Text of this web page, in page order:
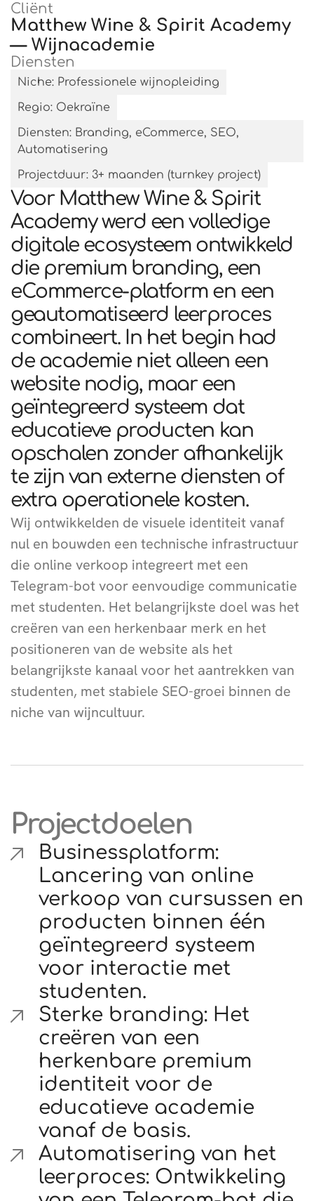
Cliënt
Matthew Wine & Spirit Academy
— Wijnacademie
Diensten
Niche: Professionele wijnopleiding
Regio: Oekraïne
Diensten: Branding, eCommerce, SEO,
Automatisering
Projectduur: 3+ maanden (turnkey project)
Voor Matthew Wine & Spirit
Academy werd een volledige
digitale ecosysteem ontwikkeld
die premium branding, een
eCommerce-platform en een
geautomatiseerd leerproces
combineert. In het begin had
de academie niet alleen een
website nodig, maar een
geïntegreerd systeem dat
educatieve producten kan
opschalen zonder afhankelijk
te zijn van externe diensten of
extra operationele kosten.
Wij ontwikkelden de visuele identiteit vanaf
nul en bouwden een technische infrastructuur
die online verkoop integreert met een
Telegram-bot voor eenvoudige communicatie
met studenten. Het belangrijkste doel was het
creëren van een herkenbaar merk en het
positioneren van de website als het
belangrijkste kanaal voor het aantrekken van
studenten, met stabiele SEO-groei binnen de
niche van wijncultuur.
Projectdoelen
Businessplatform:
Lancering van online
verkoop van cursussen en
producten binnen één
geïntegreerd systeem
voor interactie met
studenten.
Sterke branding: Het
creëren van een
herkenbare premium
identiteit voor de
educatieve academie
vanaf de basis.
Automatisering van het
leerproces: Ontwikkeling